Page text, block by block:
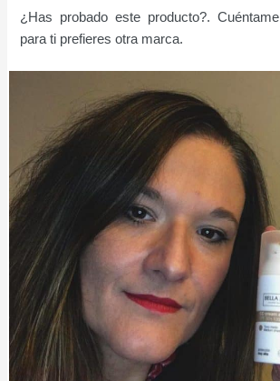
¿Has probado este producto?.
para ti prefieres otra marca.